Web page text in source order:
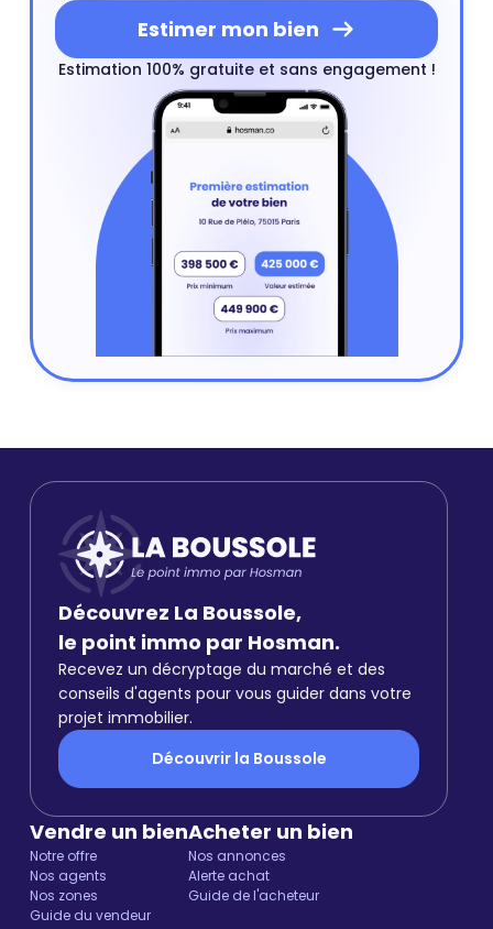
Estimer mon bien
Estimation 100% gratuite et sans engagement !
Découvrez La Boussole,
le point immo par Hosman.
Recevez un décryptage du marché et des
conseils d'agents pour vous guider dans votre
projet immobilier.
Découvrir la Boussole
Vendre un bien
Notre offre
Nos agents
Nos zones
Guide du vendeur
Acheter un bien
Nos annonces
Alerte achat
Guide de l'acheteur